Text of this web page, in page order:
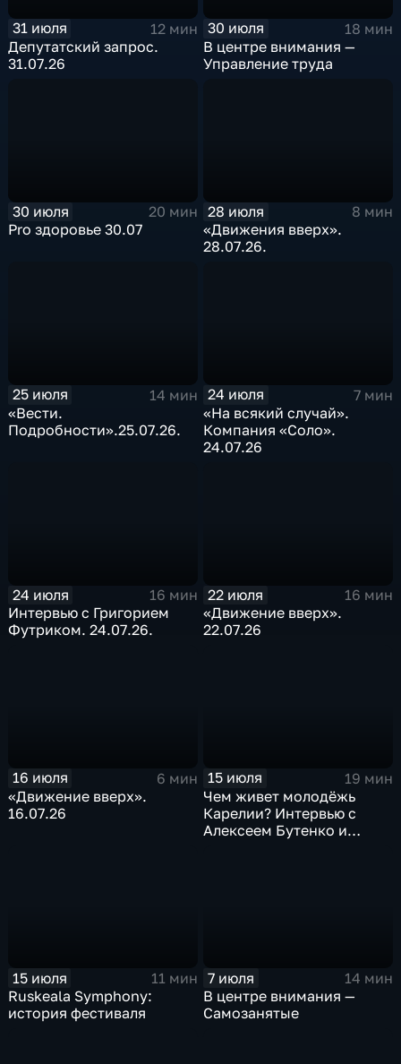
31 июля
12 мин
Депутатский запрос.
31.07.26
30 июля
18 мин
В центре внимания —
Управление труда
30 июля
20 мин
Pro здоровье 30.07
28 июля
8 мин
«Движения вверх».
28.07.26.
25 июля
14 мин
«Вести.
Подробности».25.07.26.
24 июля
7 мин
«На всякий случай».
Компания «Соло».
24.07.26
24 июля
16 мин
Интервью с Григорием
Футриком. 24.07.26.
22 июля
16 мин
«Движение вверх».
22.07.26
16 июля
6 мин
«Движение вверх».
16.07.26
15 июля
19 мин
Чем живет молодёжь
Карелии? Интервью с
Алексеем Бутенко и
15 июля
11 мин
Ruskeala Symphony:
история фестиваля
7 июля
14 мин
В центре внимания —
Самозанятые